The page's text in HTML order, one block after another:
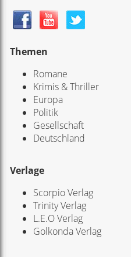
Themen
Romane
Krimis & Thriller
Europa
Politik
Gesellschaft
Deutschland
Verlage
Scorpio Verlag
Trinity Verlag
L.E.O Verlag
Golkonda Verlag